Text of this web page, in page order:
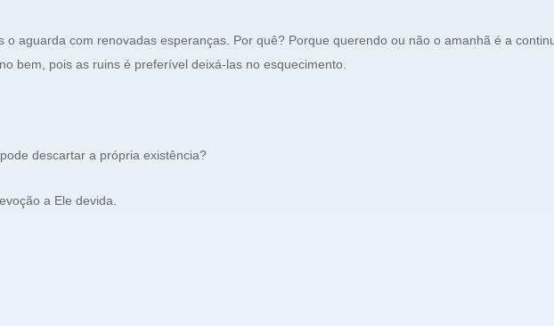
o aguarda com renovadas esperanças. Por quê? Porque querendo ou não o amanhã é a
bem, pois as ruins é preferível deixá-las no esquecimento.
descartar a própria existência?
a Ele devida.